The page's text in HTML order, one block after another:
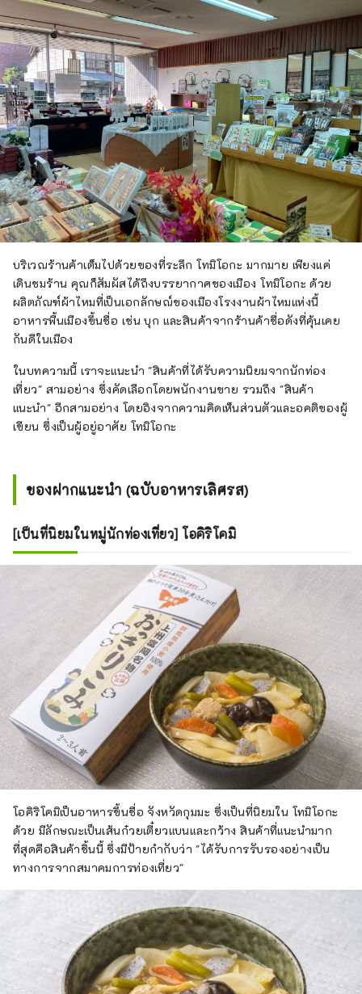
บริเวณร้านค้าเต็มไปด้วยของที่ระลึก โทมิโอกะ มากมาย เพียงแค่
เดินชมร้าน คุณก็สัมผัสได้ถึงบรรยากาศของเมือง โทมิโอกะ ด้วย
ผลิตภัณฑ์ผ้าไหมที่เป็นเอกลักษณ์ของเมืองโรงงานผ้าไหมแห่งนี้
อาหารพื้นเมืองขึ้นชื่อ เช่น บุก และสินค้าจากร้านค้าชื่อดังที่คุ้นเคย
กันดีในเมือง
ในบทความนี้ เราจะแนะนำ "สินค้าที่ได้รับความนิยมจากนักท่อง
เที่ยว" สามอย่าง ซึ่งคัดเลือกโดยพนักงานขาย รวมถึง "สินค้า
แนะนำ" อีกสามอย่าง โดยอิงจากความคิดเห็นส่วนตัวและอคติของผู้
เขียน ซึ่งเป็นผู้อยู่อาศัย โทมิโอกะ
ของฝากแนะนำ (ฉบับอาหารเลิศรส)
[เป็นที่นิยมในหมู่นักท่องเที่ยว] โอคิริโคมิ
โอคิริโคมิเป็นอาหารขึ้นชื่อ จังหวัดกุมมะ ซึ่งเป็นที่นิยมใน โทมิโอกะ
ด้วย มีลักษณะเป็นเส้นก๋วยเตี๋ยวแบนและกว้าง สินค้าที่แนะนำมาก
ที่สุดคือสินค้าชิ้นนี้ ซึ่งมีป้ายกำกับว่า "ได้รับการรับรองอย่างเป็น
ทางการจากสมาคมการท่องเที่ยว"